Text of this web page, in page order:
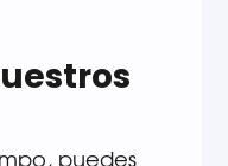
puedes